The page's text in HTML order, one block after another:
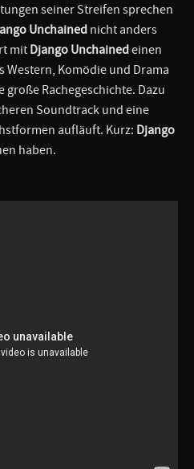
seiner Streifen sprechen
Unchained nicht anders
mit Django Unchainedeinen
Western, Komödie und Drama
Rachegeschichte. Dazu
Soundtrack und eine
aufläuft. Kurz: Django
haben.